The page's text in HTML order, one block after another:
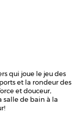
qui joue le jeu des
et la rondeur des
et douceur,
salle de bain à la